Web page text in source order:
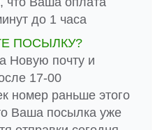
до 1 часа
ПОСЫЛКУ?
Новую почту и
17-00
номер раньше этого
Ваша посылка уже